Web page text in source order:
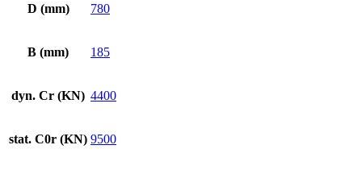
D (mm) 780
B (mm) 185
dyn. Cr (KN) 4400
stat. C0r (KN) 9500